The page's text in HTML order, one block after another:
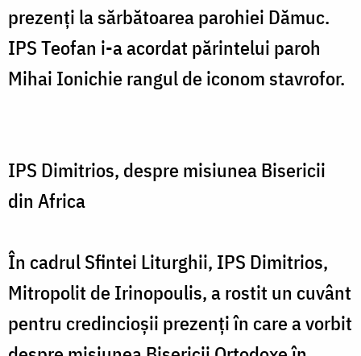
prezenți la sărbătoarea parohiei Dămuc.
IPS Teofan i-a acordat părintelui paroh
Mihai Ionichie rangul de iconom stavrofor.
IPS Dimitrios, despre misiunea Bisericii
din Africa
În cadrul Sfintei Liturghii, IPS Dimitrios,
Mitropolit de Irinopoulis, a rostit un cuvânt
pentru credincioșii prezenți în care a vorbit